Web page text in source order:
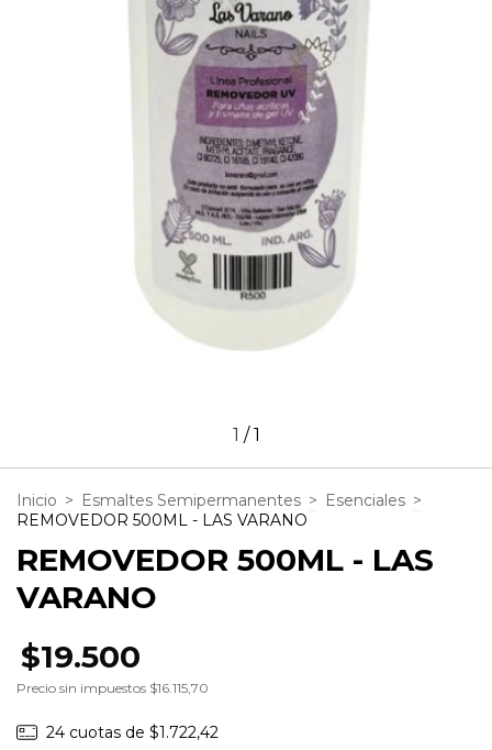
1 /1
Inicio > Esmaltes Semipermanentes > Esenciales >
REMOVEDOR 500ML - LAS VARANO
REMOVEDOR 500ML - LAS
VARANO
$19.500
Precio sin impuestos $16.115,70
24 cuotas de $1.722,42